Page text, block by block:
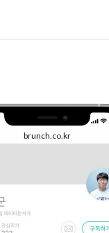
brunch.co.kr